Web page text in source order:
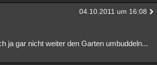
04.10.2011 um 16:08
ja gar nicht weiter den Garten umbuddeln...